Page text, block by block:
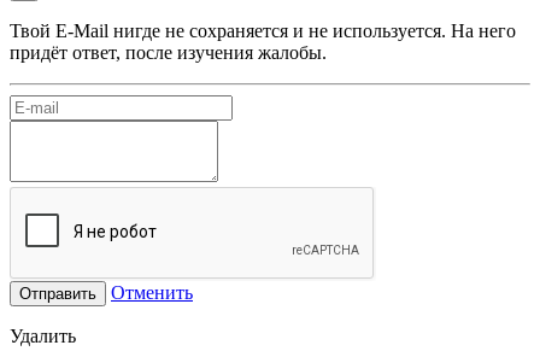
Твой E-Mail нигде не сохраняется и не используется. На него
придёт ответ, после изучения жалобы.
Отправить Отменить
Удалить